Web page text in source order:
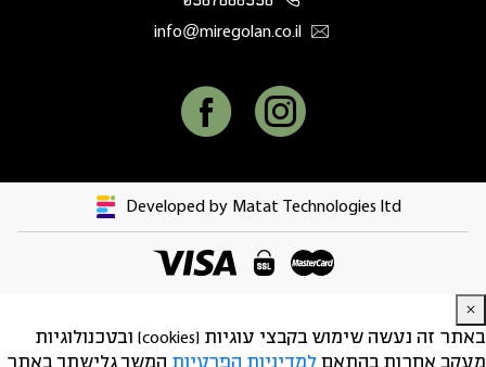
info@miregolan.co.il
Developed by Matat Technologies ltd
באתר זה נעשה שימוש בקבצי עוגיות (cookies) ובטכנולוגיות
מעקב אחרות בהתאם למדיניות הפרטיות המשך גלישתך באתר